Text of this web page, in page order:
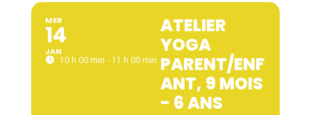
MER
14
JAN
10 h 00 min - 11 h 00 min
ATELIER
YOGA
PARENT/ENF
ANT, 9 MOIS
- 6 ANS